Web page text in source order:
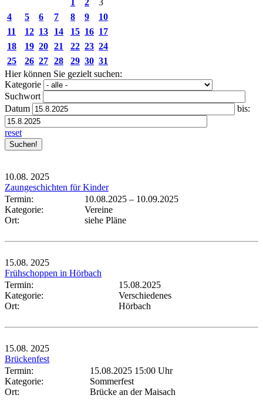
1
2
3
4
5 6 7 8 9
10
11
12 13 14 15 16 17
18
19 20 21 22 23 24
25
26 27 28 29 30 31
Hier können Sie gezielt suchen:
Kategorie
Suchwort
Datum
bis:
reset
10.08. 2025
Zaungeschichten für Kinder
Termin:
10.08.2025 – 10.09.2025
Kategorie:
Vereine
Ort:
siehe Pläne
15.08. 2025
Frühschoppen in Hörbach
Termin:
15.08.2025
Kategorie:
Verschiedenes
Ort:
Hörbach
15.08. 2025
Brückenfest
Termin:
15.08.2025 15:00 Uhr
Kategorie:
Sommerfest
Ort:
Brücke an der Maisach